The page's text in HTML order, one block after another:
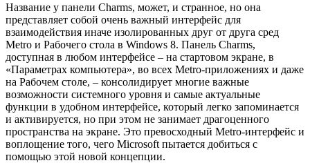
Название у панели Charms, может, и странное, но она
представляет собой очень важный интерфейс для
взаимодействия иначе изолированных друг от друга сред
Metro и Рабочего стола в Windows 8. Панель Charms,
доступная в любом интерфейсе – на стартовом экране, в
«Параметрах компьютера», во всех Metro-приложениях и даже
на Рабочем столе, – консолидирует многие важные
возможности системного уровня и самые актуальные
функции в удобном интерфейсе, который легко запоминается
и активируется, но при этом не занимает драгоценного
пространства на экране. Это превосходный Metro-интерфейс и
воплощение того, чего Microsoft пытается добиться с
помощью этой новой концепции.